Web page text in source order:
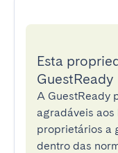
Esta
GuestReady
A GuestReady
agradáveis aos
proprietários a
dentro das